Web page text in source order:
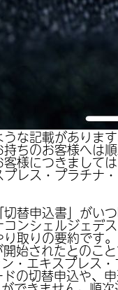
な記載があります
ちのお客様へは
様につきまして
レス・プラチナ
切替申込書」が
ンシェルジェデ
取りの要約です。
始されたとのこ
・エキスプレス
の切替申込や、